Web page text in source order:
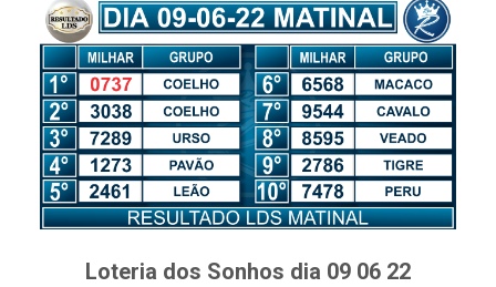
Loteria dos Sonhos dia 09 06 22